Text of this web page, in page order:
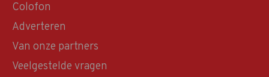
Colofon
Adverteren
Van onze partners
Veelgestelde vragen